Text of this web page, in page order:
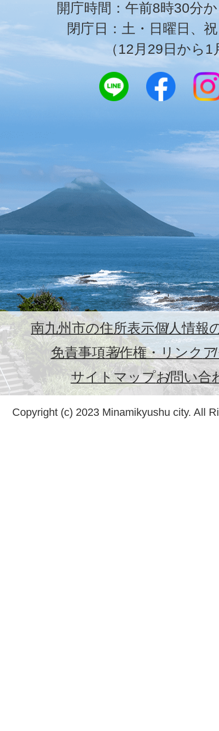
開庁時間：午前8時30分
閉庁日：土・日曜日、
（12月29日から1
南九州市の住所表示個人情報
免責事項著作権・リンク
サイトマップお問い合
Copyright (c) 2023 Minamikyushu city. All